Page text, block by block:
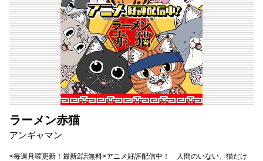
ラーメン赤猫
アンギャマン
<毎週月曜更新！最新2話無料>アニメ好評配信中！ 人間のいない、猫だけ